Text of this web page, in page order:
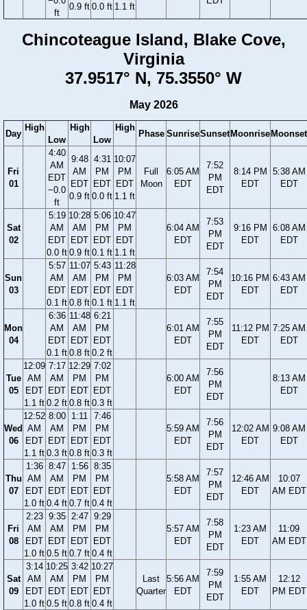
ft
0.9 ft 0.0 ft 1.1 ft
Chincoteague Island, Blake Cove,
Virginia
37.9517° N, 75.3550° W
May 2026
Day
High
Low
High
Low
High
Phase SunriseSunset Moonrise Moonset
Fri
01
4:40
AM
EDT
−0.0
ft
9:48
AM
EDT
0.9 ft
4:31
PM
EDT
0.0 ft
10:07
PM
EDT
1.1 ft
Full
Moon
6:05 AM
EDT
7:52
PM
EDT
8:14 PM
EDT
5:38 AM
EDT
Sat
02
5:19
AM
EDT
0.0 ft
10:28
AM
EDT
0.9 ft
5:06
PM
EDT
0.1 ft
10:47
PM
EDT
1.1 ft
6:04 AM
EDT
7:53
PM
EDT
9:16 PM
EDT
6:08 AM
EDT
Sun
03
5:57
AM
EDT
0.1 ft
11:07
AM
EDT
0.8 ft
5:43
PM
EDT
0.1 ft
11:28
PM
EDT
1.1 ft
6:03 AM
EDT
7:54
PM
EDT
10:16 PM
EDT
6:43 AM
EDT
Mon
04
6:36
AM
EDT
0.1 ft
11:48
AM
EDT
0.8 ft
6:21
PM
EDT
0.2 ft
6:01 AM
EDT
7:55
PM
EDT
11:12 PM
EDT
7:25 AM
EDT
Tue
05
12:09
AM
EDT
1.1 ft
7:17
AM
EDT
0.2 ft
12:29
PM
EDT
0.8 ft
7:02
PM
EDT
0.3 ft
6:00 AM
EDT
7:56
PM
EDT
8:13 AM
EDT
Wed
06
12:52
AM
EDT
1.1 ft
8:00
AM
EDT
0.3 ft
1:11
PM
EDT
0.8 ft
7:46
PM
EDT
0.3 ft
5:59 AM
EDT
7:56
PM
EDT
12:02 AM
EDT
9:08 AM
EDT
Thu
07
1:36
AM
EDT
1.0 ft
8:47
AM
EDT
0.4 ft
1:56
PM
EDT
0.7 ft
8:35
PM
EDT
0.4 ft
5:58 AM
EDT
7:57
PM
EDT
12:46 AM
EDT
10:07
AM EDT
Fri
08
2:23
AM
EDT
1.0 ft
9:35
AM
EDT
0.5 ft
2:47
PM
EDT
0.7 ft
9:29
PM
EDT
0.4 ft
5:57 AM
EDT
7:58
PM
EDT
1:23 AM
EDT
11:09
AM EDT
Sat
09
3:14
AM
EDT
1.0 ft
10:25
AM
EDT
0.5 ft
3:42
PM
EDT
0.8 ft
10:27
PM
EDT
0.4 ft
Last
Quarter
5:56 AM
EDT
7:59
PM
EDT
1:55 AM
EDT
12:12
PM EDT